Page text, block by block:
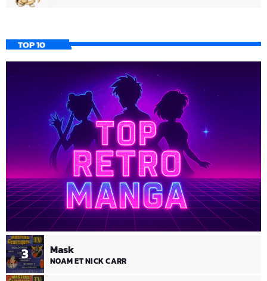
TOP 10
3 Mask
NOAM ET NICK CARR